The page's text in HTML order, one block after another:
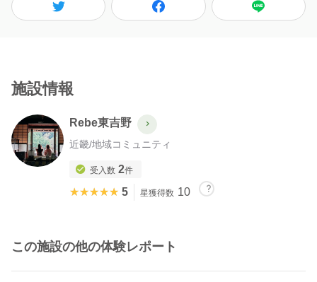
施設情報
Rebe東吉野
近畿/地域コミュニティ
受入数 2件
★★★★★
★★★★★ 5 星獲得数 10
この施設の他の体験レポート